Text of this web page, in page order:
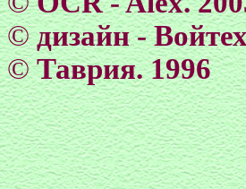
© дизайн -
© Таврия. 1996